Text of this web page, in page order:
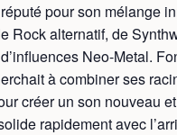
pour son mélange
Rock alternatif, de
Neo-Metal.
à combiner ses
créer un son nouveau
rapidement avec